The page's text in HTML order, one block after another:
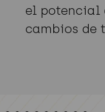
el potencial
cambios de